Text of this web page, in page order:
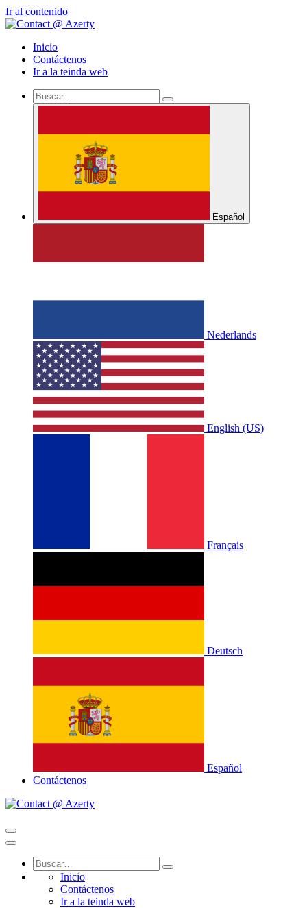
Ir al contenido
Inicio
Contáctenos
Ir a la teinda web
Español
Nederlands
English (US)
Français
Deutsch
Español
Contáctenos
Inicio
Contáctenos
Ir a la teinda web